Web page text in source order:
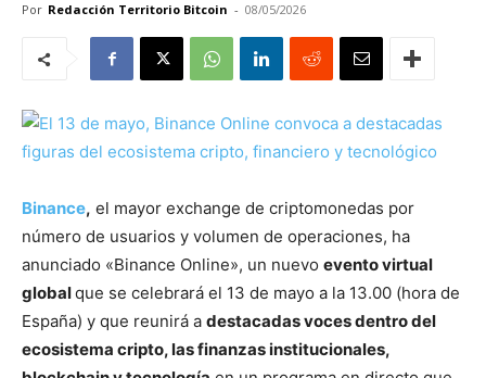
Por Redacción Territorio Bitcoin - 08/05/2026
Binance, el mayor exchange de criptomonedas por
número de usuarios y volumen de operaciones, ha
anunciado «Binance Online», un nuevo evento virtual
globalque se celebrará el 13 de mayo a la 13.00 (hora de
España) y que reunirá a destacadas voces dentro del
ecosistema cripto, las finanzas institucionales,